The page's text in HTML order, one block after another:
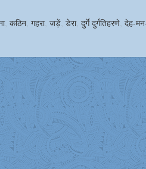
,कठिन ,गहरा,जड़ें ,डेरा,दुर्गे दुर्गतिहरणे ,देह-